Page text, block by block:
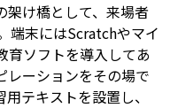
架け橋として、来場者
端末にはScratchやマイ
育ソフトを導入してあ
レーションをその場で
テキストを設置し、